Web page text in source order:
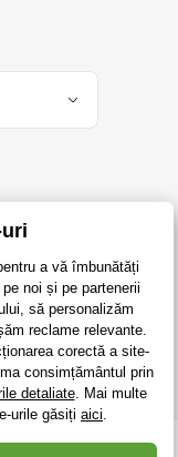
și se aplică
Google și ale lor